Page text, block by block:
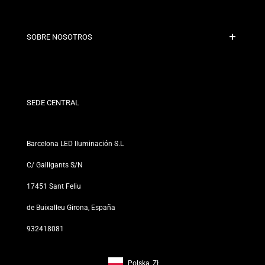
Kontakt
SOBRE NOSOTROS
Nasze Sklepy
SEDE CENTRAL
Barcelona LED Iluminación S.L
C/ Galligants S/N
17451 Sant Feliu
de Buixalleu Girona, España
932418081